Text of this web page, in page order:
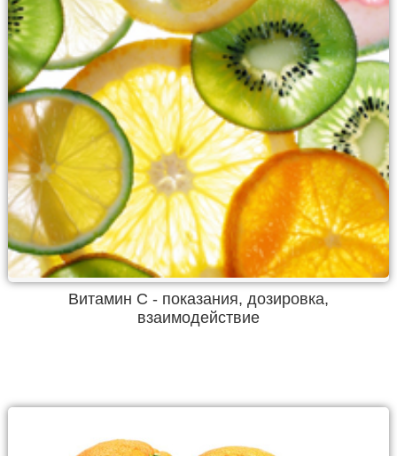
Витамин С - показания, дозировка,
взаимодействие